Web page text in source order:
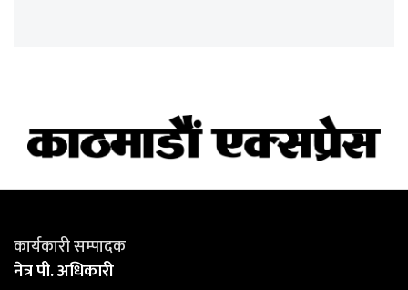
कार्यकारी सम्पादक
नेत्र पी. अधिकारी